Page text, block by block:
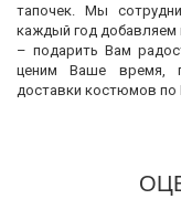
тапочек. Мы
каждый год добавляем
– подарить Вам
ценим Ваше время,
доставки костюмов по